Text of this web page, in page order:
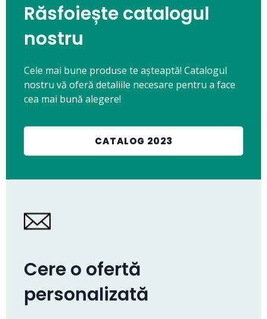
Răsfoiește catalogul
nostru
Cele mai bune produse te așteaptă! Catalogul
nostru vă oferă detaliile necesare pentru a face
cea mai bună alegere!
CATALOG 2023
Cere o ofertă
personalizată